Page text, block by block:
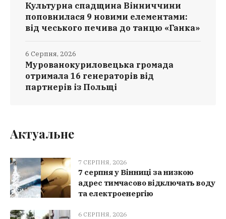
Культурна спадщина Вінниччини
поповнилася 9 новими елементами:
від чеського печива до танцю «Ганка»
Мурованокуриловецька громада
отримала 16 генераторів від
партнерів із Польщі
6 Серпня, 2026
Актуальне
7 СЕРПНЯ, 2026
7 серпня у Вінниці за низкою
адрес тимчасово відключать воду
та електроенергію
6 СЕРПНЯ, 2026